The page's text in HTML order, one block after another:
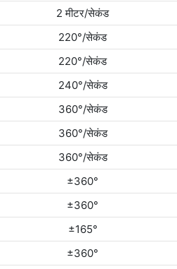
2 मीटर/सेकंड
220°/सेकंड
220°/सेकंड
240°/सेकंड
360°/सेकंड
360°/सेकंड
360°/सेकंड
±360°
±360°
±165°
±360°